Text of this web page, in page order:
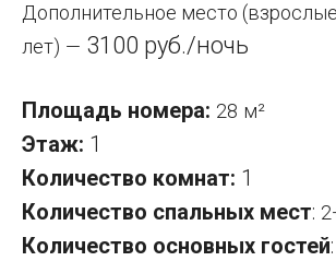
Дополнительное место
лет) — 3100 руб./ночь
Площадь номера: 28 м²
Этаж: 1
Количество комнат: 1
Количество спальных мест:
Количество основных гостей: